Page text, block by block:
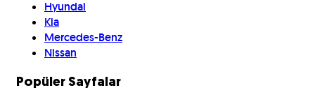
Hyundai
Kia
Mercedes-Benz
Nissan
Popüler Sayfalar